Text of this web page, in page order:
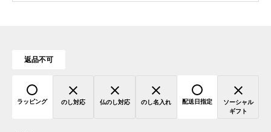
返品不可
ラッピング のし対応 仏のし対応 のし名入れ 配送日指定
ソーシャル
ギフト